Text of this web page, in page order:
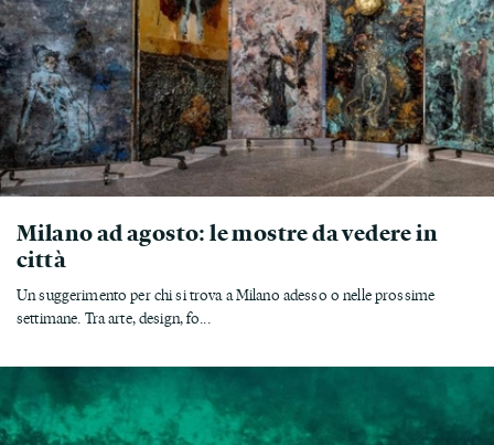
Milano ad agosto: le mostre da vedere in
città
Un suggerimento per chi si trova a Milano adesso o nelle prossime
settimane. Tra arte, design, fo...